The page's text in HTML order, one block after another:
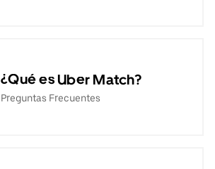
¿Qué es Uber Match?
Preguntas Frecuentes